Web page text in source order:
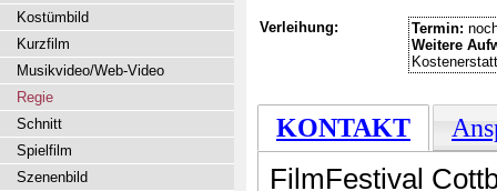
Verleihung: Termin:
Weitere
KONTAKT
FilmFestival
Kostümbild
Kurzfilm
Musikvideo/Web-Video
Regie
Schnitt
Spielfilm
Szenenbild